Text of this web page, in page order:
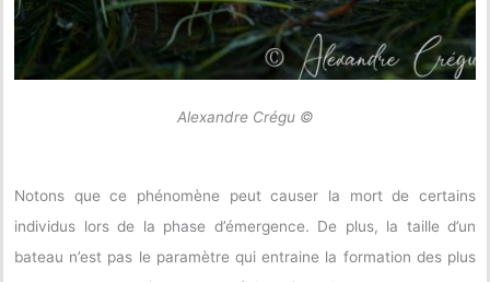
Alexandre Crégu ©
Notons que ce phénomène peut causer la mort de certains
individus lors de la phase d’émergence. De plus, la taille d’un
bateau n’est pas le paramètre qui entraine la formation des plus